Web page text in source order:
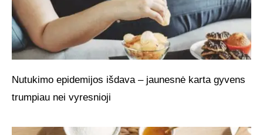
Nutukimo epidemijos išdava – jaunesnė karta gyvens
trumpiau nei vyresnioji